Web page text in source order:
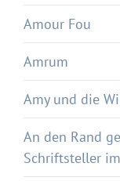
Amour Fou
Amrum
Amy und die
An den Rand
Schriftsteller